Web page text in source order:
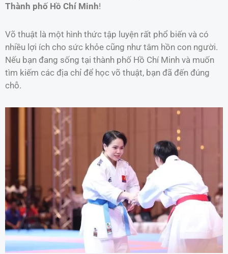
Thành phố Hồ Chí Minh!
Võ thuật là một hình thức tập luyện rất phổ biến và có
nhiều lợi ích cho sức khỏe cũng như tâm hồn con người.
Nếu bạn đang sống tại thành phố Hồ Chí Minh và muốn
tìm kiếm các địa chỉ để học võ thuật, bạn đã đến đúng
chỗ.